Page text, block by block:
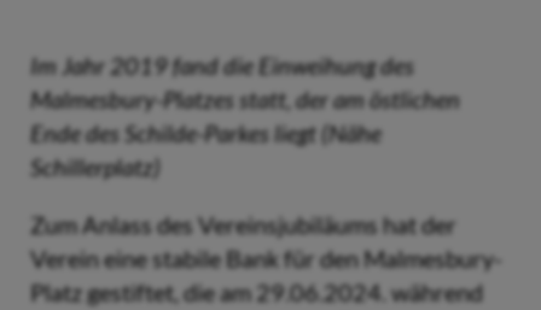
Im Jahr 2019 fand die Einweihung des
Malmesbury-Platzes statt, der am östlichen
Ende des Schilde-Parkes liegt (Nähe
Schillerplatz)
Zum Anlass des Vereinsjubiläums hat der
Verein eine stabile Bank für den Malmesbury-
Platz gestiftet, die am 29.06.2024. während